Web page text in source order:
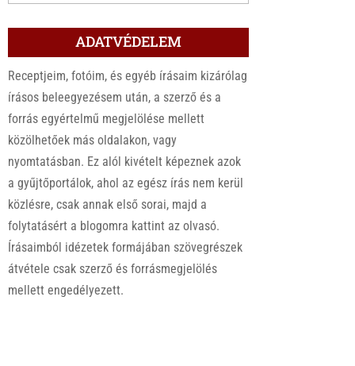
ADATVÉDELEM
Receptjeim, fotóim, és egyéb írásaim kizárólag
írásos beleegyezésem után, a szerző és a
forrás egyértelmű megjelölése mellett
közölhetőek más oldalakon, vagy
nyomtatásban. Ez alól kivételt képeznek azok
a gyűjtőportálok, ahol az egész írás nem kerül
közlésre, csak annak első sorai, majd a
folytatásért a blogomra kattint az olvasó.
Írásaimból idézetek formájában szövegrészek
átvétele csak szerző és forrásmegjelölés
mellett engedélyezett.